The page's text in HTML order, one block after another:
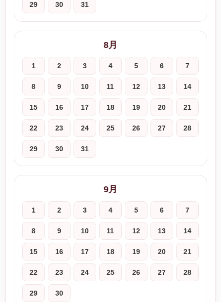
29 30 31
8月
1 2 3 4 5 6 7
8 9 10 11 12 13 14
15 16 17 18 19 20 21
22 23 24 25 26 27 28
29 30 31
9月
1 2 3 4 5 6 7
8 9 10 11 12 13 14
15 16 17 18 19 20 21
22 23 24 25 26 27 28
29 30